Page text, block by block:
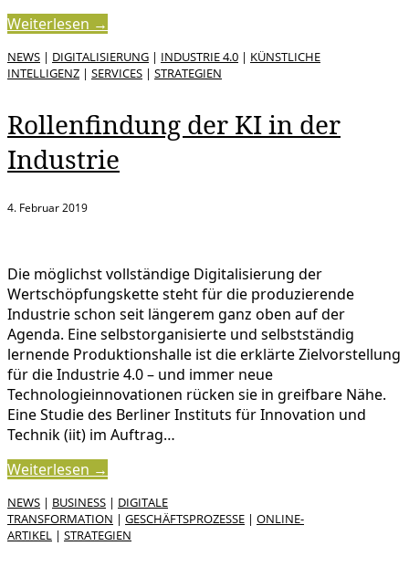
Weiterlesen →
NEWS | DIGITALISIERUNG | INDUSTRIE 4.0 | KÜNSTLICHE
INTELLIGENZ | SERVICES | STRATEGIEN
Rollenfindung der KI in der
Industrie
4. Februar 2019
Die möglichst vollständige Digitalisierung der
Wertschöpfungskette steht für die produzierende
Industrie schon seit längerem ganz oben auf der
Agenda. Eine selbstorganisierte und selbstständig
lernende Produktionshalle ist die erklärte Zielvorstellung
für die Industrie 4.0 – und immer neue
Technologieinnovationen rücken sie in greifbare Nähe.
Eine Studie des Berliner Instituts für Innovation und
Technik (iit) im Auftrag…
Weiterlesen →
NEWS | BUSINESS | DIGITALE
TRANSFORMATION | GESCHÄFTSPROZESSE | ONLINE-
ARTIKEL | STRATEGIEN